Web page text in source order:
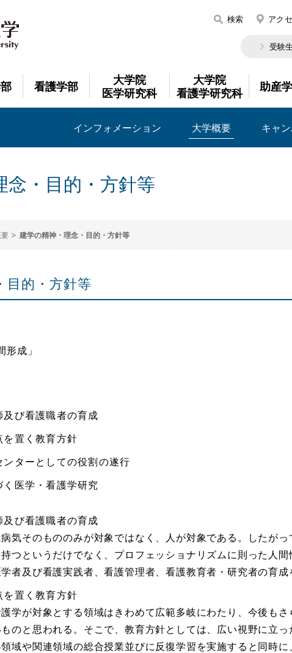
検索 アク
受験
インフォメーション 大学概要 キャ
看護学部
大学院
医学研究科
大学院
看護学研究科
助産
念・目的・方針等
建学の精神・理念・目的・方針等
目的・方針等
形成」
び看護職者の育成
置く教育方針
ターとしての役割の遂行
医学・看護学研究
び看護職者の育成
気そのもののみが対象ではなく、人が対象である。したがっ
つというだけでなく、プロフェッショナリズムに則った人
者及び看護実践者、看護管理者、看護教育者・研究者の育成
置く教育方針
学が対象とする領域はきわめて広範多岐にわたり、今後もさ
のと思われる。そこで、教育方針としては、広い視野に立
域や関連領域の総合授業並びに反復学習を実施すると同時